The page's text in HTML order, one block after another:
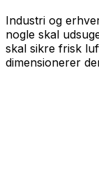
Industri og
nogle skal
skal sikre frisk
dimensionerer